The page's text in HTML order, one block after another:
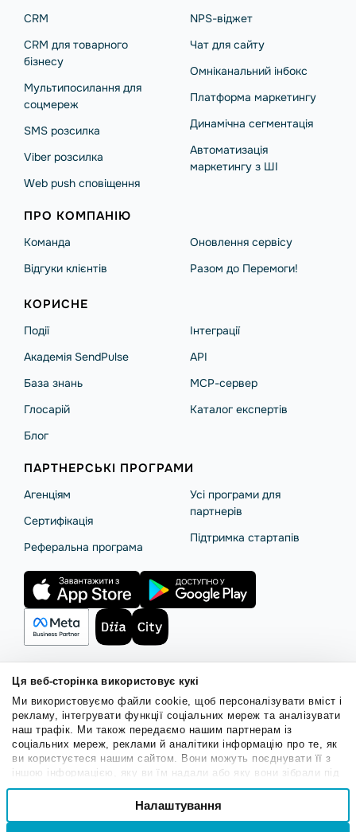
Ця веб-сторінка використовує кукі
Ми використовуємо файли cookie, щоб персоналізувати вміст і
рекламу, інтегрувати функції соціальних мереж та аналізувати
наш трафік. Ми також передаємо нашим партнерам із
соціальних мереж, реклами й аналітики інформацію про те, як
ви користуєтеся нашим сайтом. Вони можуть поєднувати її з
іншою інформацією, яку ви їм надали або яку вони зібрали під
час вашого користування їхніми службами.
Вибір
Налаштування
CRM
CRM для товарного
бізнесу
Мультипосилання для
соцмереж
SMS розсилка
Viber розсилка
Web push сповіщення
NPS-віджет
Чат для сайту
Омніканальний інбокс
Платформа маркетингу
Динамічна сегментація
Автоматизація
маркетингу з ШІ
ПРО КОМПАНІЮ
Команда
Відгуки клієнтів
Оновлення сервісу
Разом до Перемоги!
КОРИСНЕ
Події
Академія SendPulse
База знань
Глосарій
Блог
Інтеграції
API
MCP-сервер
Каталог експертів
ПАРТНЕРСЬКІ ПРОГРАМИ
Агенціям
Сертифікація
Реферальна програма
Усі програми для
партнерів
Підтримка стартапів
Правила користуванняПолітика CookiesБезпека SendPulse
Політика конфіденційності
© 2015 - 2026. ТОВ «СендПульс». Всі права захищені.
Українська